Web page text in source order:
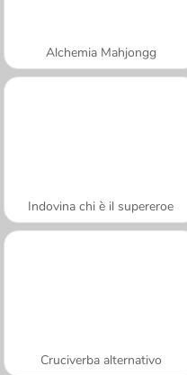
Alchemia Mahjongg
Indovina chi è il supereroe
Cruciverba alternativo